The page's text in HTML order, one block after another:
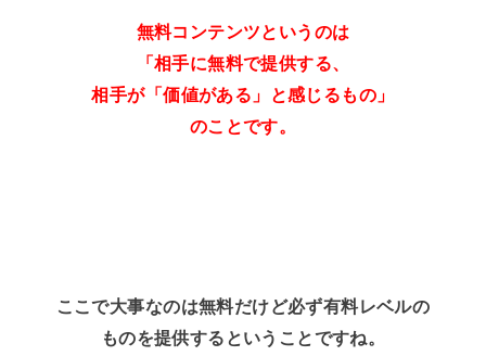
無料コンテンツというのは
「相手に無料で提供する、
相手が「価値がある」と感じるもの」
のことです。
ここで大事なのは無料だけど必ず有料レベルの
ものを提供するということですね。